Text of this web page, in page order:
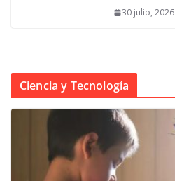
30 julio, 2026
Ciencia y Tecnología